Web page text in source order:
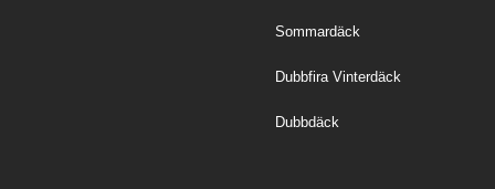
Sommardäck
Dubbfira Vinterdäck
Dubbdäck